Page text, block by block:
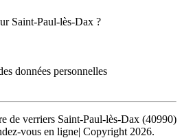
Saint-Paul-lès-Dax ?
données personnelles
de verriers Saint-Paul-lès-Dax (40990)
vous en ligne| Copyright 2026.